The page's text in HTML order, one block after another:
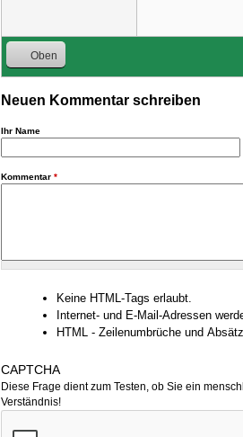
Oben
Neuen Kommentar schreiben
Ihr Name
Kommentar *
Keine HTML-Tags erlaubt.
Internet- und E-Mail-Adressen
HTML - Zeilenumbrüche und
CAPTCHA
Diese Frage dient zum Testen, ob Sie ein
Verständnis!